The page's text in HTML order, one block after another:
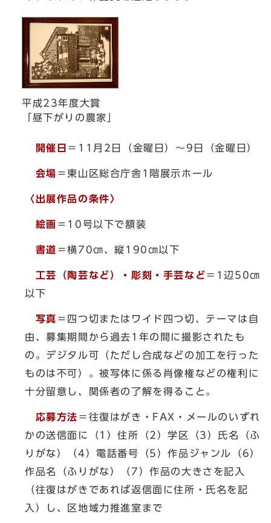
平成23年度大賞
「昼下がりの農家」
開催日 ＝11月2日（金曜日）～9日（金曜日）
会場 ＝東山区総合庁舎1階展示ホール
〈出展作品の条件〉
絵画 ＝10号以下で額装
書道 ＝横70㎝、縦190㎝以下
工芸（陶芸など）・彫刻・手芸など＝1辺50㎝
以下
写真 ＝四つ切またはワイド四つ切、テーマは自
由、募集期間から過去1年の間に撮影されたも
の。デジタル可（ただし合成などの加工を行った
ものは不可）。被写体に係る肖像権などの権利に
十分留意し、関係者の了解を得ること。
応募方法 ＝往復はがき・FAX・メールのいずれ
かの送信面に（1）住所（2）学区（3）氏名（ふ
りがな）（4）電話番号（5）作品ジャンル（6）
作品名（ふりがな）（7）作品の大きさを記入
（往復はがきであれば返信面に住所・氏名を記
入）し、区地域力推進室まで